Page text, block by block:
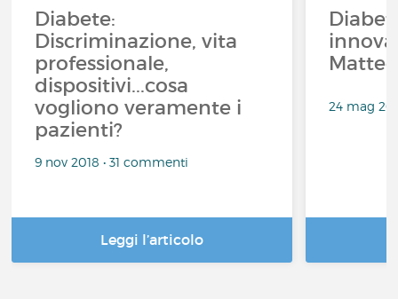
Diabete:
Discriminazione, vita
professionale,
dispositivi...cosa
vogliono veramente i
pazienti?
9 nov 2018 • 31 commenti
Leggi l’articolo
Matteo
24 mag